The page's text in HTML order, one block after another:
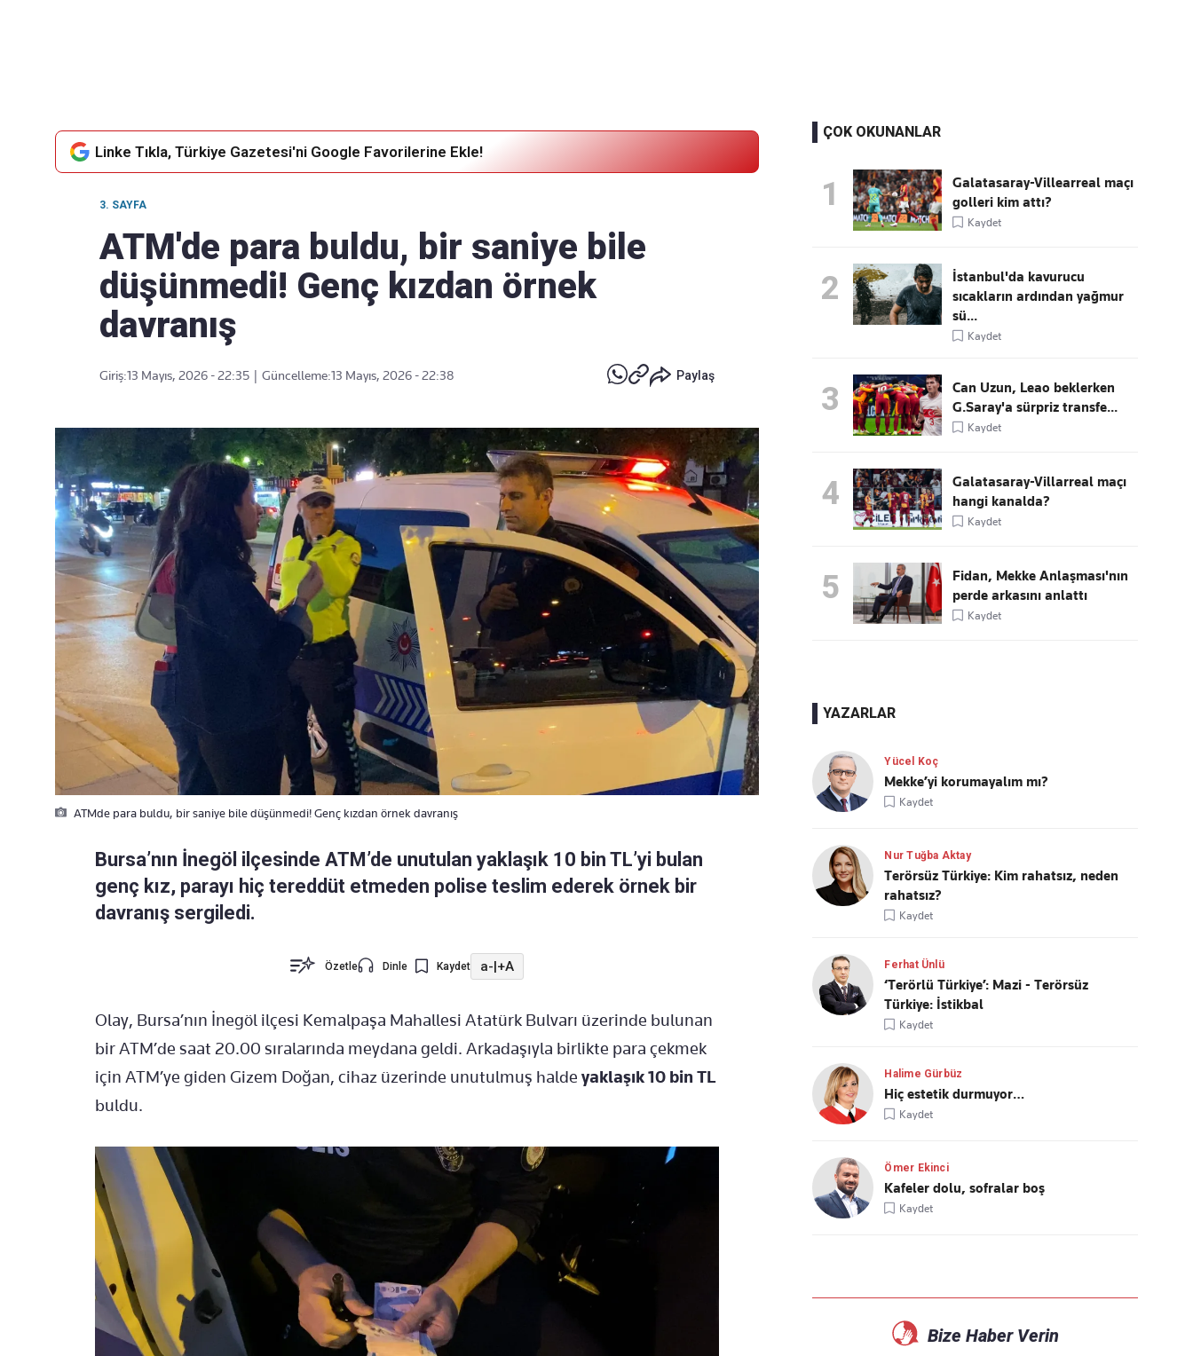
Linke Tıkla, Türkiye Gazetesi'ni Google Favorilerine Ekle!
3. SAYFA
ATM'de para buldu, bir saniye bile
düşünmedi! Genç kızdan örnek
davranış
Giriş:13 Mayıs, 2026 - 22:35 Güncelleme:13 Mayıs, 2026 - 22:38 Paylaş
ATMde para buldu, bir saniye bile düşünmedi! Genç kızdan örnek davranış
Bursa’nın İnegöl ilçesinde ATM’de unutulan yaklaşık 10 bin TL’yi bulan
genç kız, parayı hiç tereddüt etmeden polise teslim ederek örnek bir
davranış sergiledi.
Özetle Dinle Kaydet a-|+A
Olay, Bursa’nın İnegöl ilçesi Kemalpaşa Mahallesi Atatürk Bulvarı üzerinde bulunan
bir ATM’de saat 20.00 sıralarında meydana geldi. Arkadaşıyla birlikte para çekmek
için ATM’ye giden Gizem Doğan, cihaz üzerinde unutulmuş halde yaklaşık 10 bin TL
buldu.
ÇOK OKUNANLAR
1
Galatasaray-Villearreal maçı
golleri kim attı?
Kaydet
2
İstanbul'da kavurucu
sıcakların ardından yağmur
sü...
Kaydet
3
Can Uzun, Leao beklerken
G.Saray'a sürpriz transfe...
Kaydet
4
Galatasaray-Villarreal maçı
hangi kanalda?
Kaydet
5
Fidan, Mekke Anlaşması'nın
perde arkasını anlattı
Kaydet
YAZARLAR
Yücel Koç
Mekke’yi korumayalım mı?
Kaydet
Nur Tuğba Aktay
Terörsüz Türkiye: Kim rahatsız, neden
rahatsız?
Kaydet
Ferhat Ünlü
‘Terörlü Türkiye’: Mazi - Terörsüz
Türkiye: İstikbal
Kaydet
Halime Gürbüz
Hiç estetik durmuyor…
Kaydet
Ömer Ekinci
Kafeler dolu, sofralar boş
Kaydet
Bize Haber Verin